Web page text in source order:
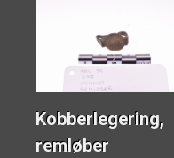
Kobberlegering,
remløber